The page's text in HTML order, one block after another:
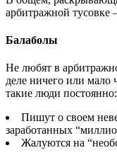
арбитражной
Балаболы
Не любят в
деле ничего или мало
такие люди постоянно:
Пишут о своем
заработанных
Жалуются на